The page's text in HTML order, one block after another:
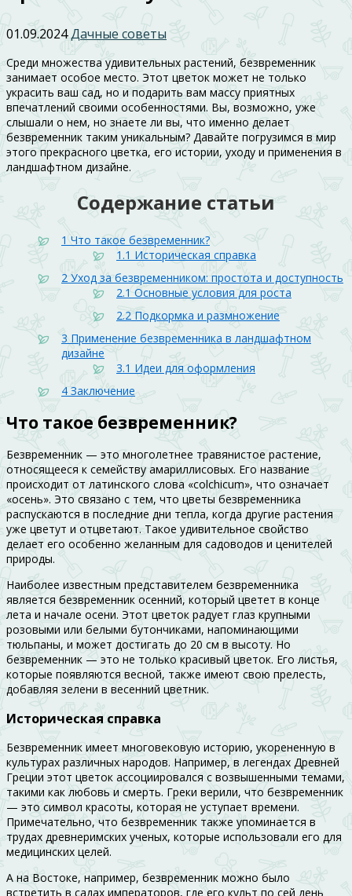
01.09.2024Дачные советы
Среди множества удивительных растений, безвременник
занимает особое место. Этот цветок может не только
украсить ваш сад, но и подарить вам массу приятных
впечатлений своими особенностями. Вы, возможно, уже
слышали о нем, но знаете ли вы, что именно делает
безвременник таким уникальным? Давайте погрузимся в мир
этого прекрасного цветка, его истории, уходу и применения в
ландшафтном дизайне.
Содержание статьи
1 Что такое безвременник?
1.1 Историческая справка
2 Уход за безвременником: простота и доступность
2.1 Основные условия для роста
2.2 Подкормка и размножение
3 Применение безвременника в ландшафтном
дизайне
3.1 Идеи для оформления
4 Заключение
Что такое безвременник?
Безвременник — это многолетнее травянистое растение,
относящееся к семейству амариллисовых. Его название
происходит от латинского слова «colchicum», что означает
«осень». Это связано с тем, что цветы безвременника
распускаются в последние дни тепла, когда другие растения
уже цветут и отцветают. Такое удивительное свойство
делает его особенно желанным для садоводов и ценителей
природы.
Наиболее известным представителем безвременника
является безвременник осенний, который цветет в конце
лета и начале осени. Этот цветок радует глаз крупными
розовыми или белыми бутончиками, напоминающими
тюльпаны, и может достигать до 20 см в высоту. Но
безвременник — это не только красивый цветок. Его листья,
которые появляются весной, также имеют свою прелесть,
добавляя зелени в весенний цветник.
Историческая справка
Безвременник имеет многовековую историю, укорененную в
культурах различных народов. Например, в легендах Древней
Греции этот цветок ассоциировался с возвышенными темами,
такими как любовь и смерть. Греки верили, что безвременник
— это символ красоты, которая не уступает времени.
Примечательно, что безвременник также упоминается в
трудах древнеримских ученых, которые использовали его для
медицинских целей.
А на Востоке, например, безвременник можно было
встретить в садах императоров, где его культ по сей день